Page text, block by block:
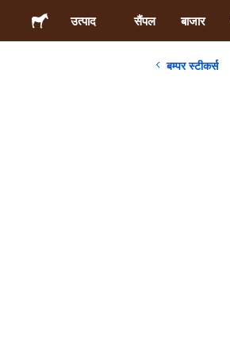
उत्पाद सैंपल बाजार
बम्पर स्टीकर्स